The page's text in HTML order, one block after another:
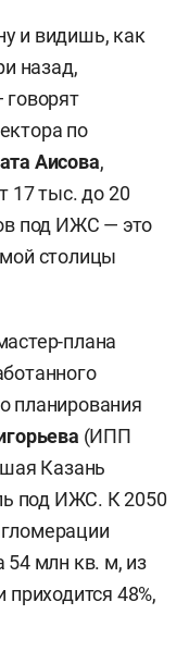
и видишь, как
назад,
говорят
по
Аисова,
17 тыс. до 20
под ИЖС — это
столицы
плана
планирования
(ИПП
Казань
под ИЖС. К 2050
54 млн кв. м, из
48%,